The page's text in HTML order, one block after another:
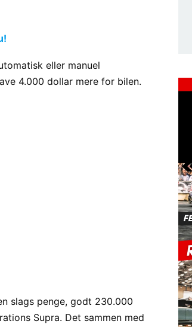
eller manuel
4.000 dollar mere for bilen.
slags penge, godt 230.000
Supra. Det sammen med